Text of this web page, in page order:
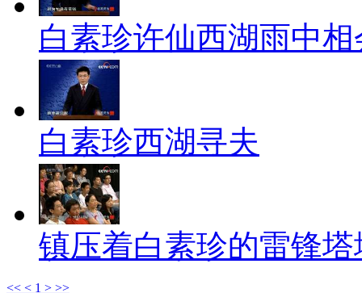
白素珍许仙西湖雨中
白素珍西湖寻夫
镇压着白素珍的雷锋
<< < 1 > >>